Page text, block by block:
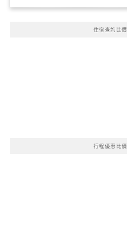
住宿查詢比價
行程優惠比價